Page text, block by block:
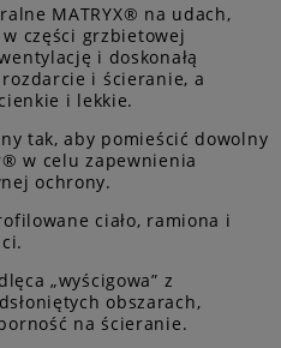
MATRYX® na udach,
części grzbietowej
i doskonałą
i ścieranie, a
i lekkie.
tak, aby pomieścić dowolny
w celu zapewnienia
ochrony.
ciało, ramiona i
„wyścigowa” z
obszarach,
na ścieranie.